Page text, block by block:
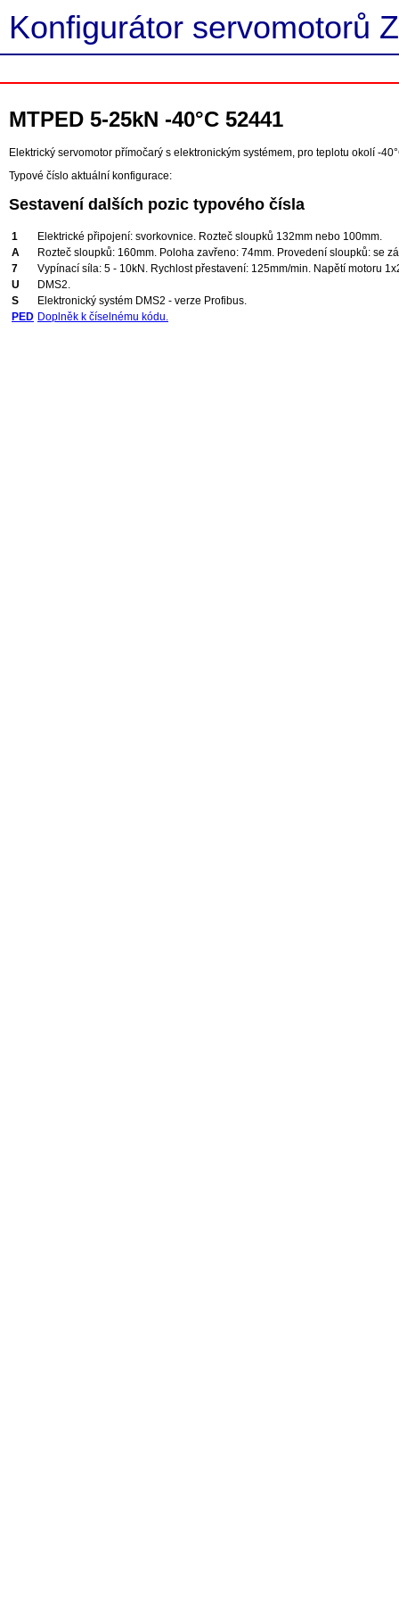
Konfigurátor servomotorů
MTPED 5-25kN -40°C 52441
Elektrický servomotor přímočarý s elektronickým systémem, pro teplotu okolí -
Typové číslo aktuální konfigurace:
Sestavení dalších pozic typového čísla
1
Elektrické připojení: svorkovnice. Rozteč sloupků 132mm nebo 100mm.
A
Rozteč sloupků: 160mm. Poloha zavřeno: 74mm. Provedení sloupků: se
7
Vypínací síla: 5 - 10kN. Rychlost přestavení: 125mm/min. Napětí motoru
U
DMS2.
S
Elektronický systém DMS2 - verze Profibus.
PED Doplněk k číselnému kódu.